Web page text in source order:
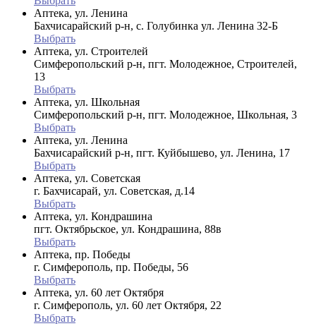
Аптека, ул. Ленина
Бахчисарайский р-н, с. Голубинка ул. Ленина 32-Б
Выбрать
Аптека, ул. Строителей
Симферопольский р-н, пгт. Молодежное, Строителей,
13
Выбрать
Аптека, ул. Школьная
Симферопольский р-н, пгт. Молодежное, Школьная, 3
Выбрать
Аптека, ул. Ленина
Бахчисарайский р-н, пгт. Куйбышево, ул. Ленина, 17
Выбрать
Аптека, ул. Советская
г. Бахчисарай, ул. Советская, д.14
Выбрать
Аптека, ул. Кондрашина
пгт. Октябрьское, ул. Кондрашина, 88в
Выбрать
Аптека, пр. Победы
г. Симферополь, пр. Победы, 56
Выбрать
Аптека, ул. 60 лет Октября
г. Симферополь, ул. 60 лет Октября, 22
Выбрать